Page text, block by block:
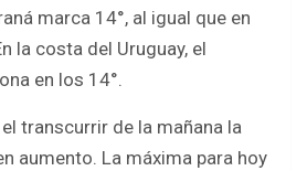
marca 14°, al igual que en
la costa del Uruguay, el
en los 14°.
transcurrir de la mañana la
aumento. La máxima para hoy